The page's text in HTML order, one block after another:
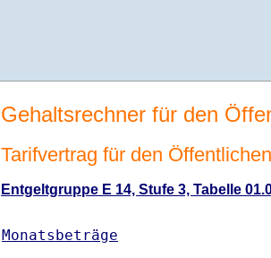
Gehaltsrechner für den
Tarifvertrag für den
Entgeltgruppe E 14, Stufe 3, Tabelle
Monatsbeträge